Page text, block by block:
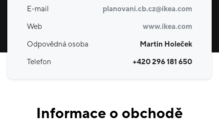
E-mail
planovani.cb.cz@ikea.com
Web
www.ikea.com
Odpovědná osoba
Martin Holeček
Telefon
+420 296 181 650
Informace o obchodě